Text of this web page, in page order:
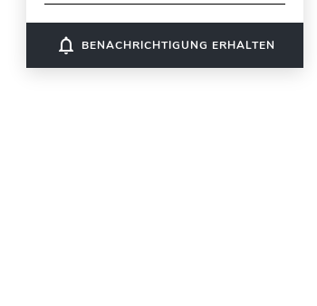
notifications_none BENACHRICHTIGUNG ERHALTEN